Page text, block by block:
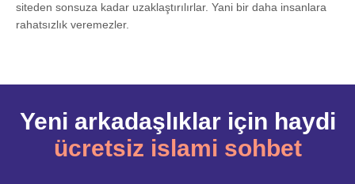
siteden sonsuza kadar uzaklaştırılırlar. Yani bir daha insanlara
rahatsızlık veremezler.
Yeni arkadaşlıklar için haydi
ücretsiz islami sohbet